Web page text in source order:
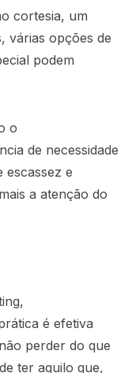
cortesia, um
várias opções de
podem
o
de necessidade
escassez e
a atenção do
é efetiva
perder do que
ter aquilo que,